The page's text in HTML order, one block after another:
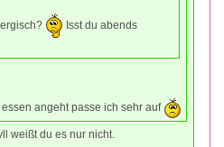
Isst du abends
angeht passe ich sehr auf
weißt du es nur nicht.